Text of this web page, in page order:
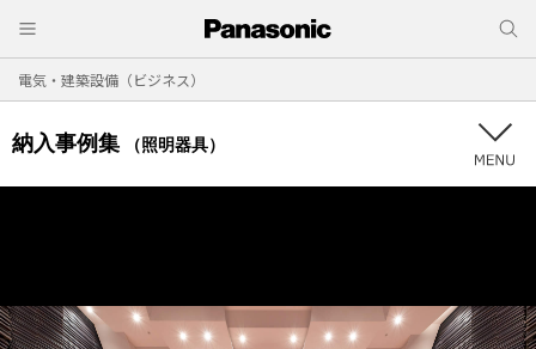
電気・建築設備（ビジネス）
納入事例集 （照明器具）